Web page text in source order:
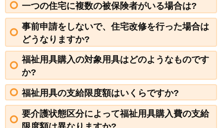
一つの住宅に複数の被保険者がいる場合は?
事前申請をしないで、住宅改修を行った場合は
どうなりますか?
福祉用具購入の対象用具はどのようなものです
か?
福祉用具の支給限度額はいくらですか?
要介護状態区分によって福祉用具購入費の支給